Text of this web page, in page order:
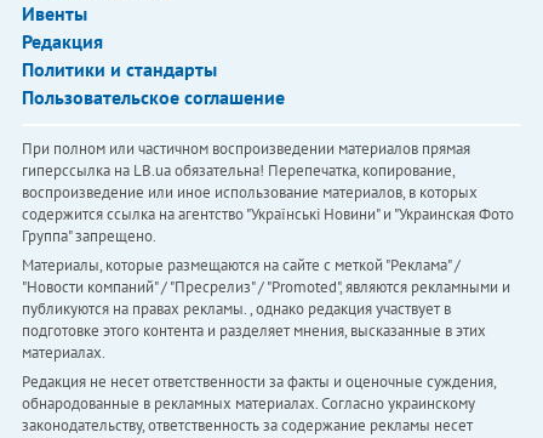
Ивенты
Редакция
Политики и стандарты
Пользовательское соглашение
При полном или частичном воспроизведении материалов прямая
гиперссылка на LB.ua обязательна! Перепечатка, копирование,
воспроизведение или иное использование материалов, в которых
содержится ссылка на агентство "Українськi Новини" и "Украинская Фото
Группа" запрещено.
Материалы, которые размещаются на сайте с меткой "Реклама" /
"Новости компаний" / "Пресрелиз" / "Promoted", являются рекламными и
публикуются на правах рекламы. , однако редакция участвует в
подготовке этого контента и разделяет мнения, высказанные в этих
материалах.
Редакция не несет ответственности за факты и оценочные суждения,
обнародованные в рекламных материалах. Согласно украинскому
законодательству, ответственность за содержание рекламы несет